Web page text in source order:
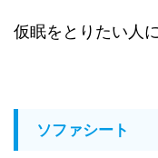
仮眠をとりたい人
ソファシート